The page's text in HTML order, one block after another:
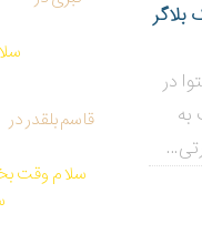
قاسم بلقدردر
سلام وقت
در
به